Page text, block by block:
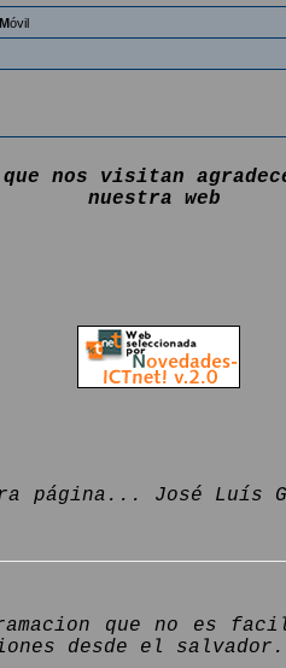
Móvil
que nos visitan
nuestra web
página... José Luís
que no es
desde el salvador.